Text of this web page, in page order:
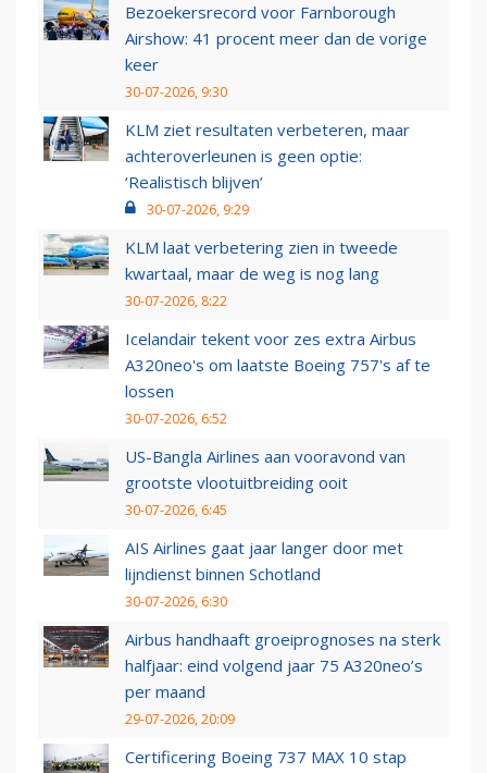
Bezoekersrecord voor Farnborough
Airshow: 41 procent meer dan de vorige
keer
30-07-2026, 9:30
KLM ziet resultaten verbeteren, maar
achteroverleunen is geen optie:
‘Realistisch blijven’
30-07-2026, 9:29
KLM laat verbetering zien in tweede
kwartaal, maar de weg is nog lang
30-07-2026, 8:22
Icelandair tekent voor zes extra Airbus
A320neo's om laatste Boeing 757's af te
lossen
30-07-2026, 6:52
US-Bangla Airlines aan vooravond van
grootste vlootuitbreiding ooit
30-07-2026, 6:45
AIS Airlines gaat jaar langer door met
lijndienst binnen Schotland
30-07-2026, 6:30
Airbus handhaaft groeiprognoses na sterk
halfjaar: eind volgend jaar 75 A320neo’s
per maand
29-07-2026, 20:09
Certificering Boeing 737 MAX 10 stap